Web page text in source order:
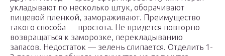
укладывают по несколько штук, оборачивают
пищевой пленкой, замораживают. Преимущество
такого способа — простота. Не придется повторно
возвращаться к заморозке, перекладыванию
запасов. Недостаток — зелень слипается. Отделить 1-